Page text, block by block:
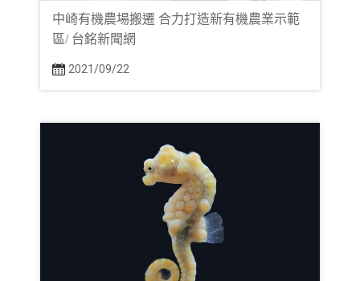
中崎有機農場搬遷 合力打造新有機農業示範
區/ 台銘新聞網
2021/09/22